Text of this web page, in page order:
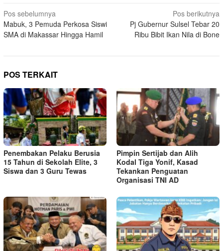
Navigasi
pos
Pos sebelumnya
Mabuk, 3 Pemuda Perkosa Siswi
SMA di Makassar Hingga Hamil
Pos berikutnya
Pj Gubernur Sulsel Tebar 20
Ribu Bibit Ikan Nila di Bone
POS TERKAIT
Penembakan Pelaku Berusia
15 Tahun di Sekolah Elite, 3
Siswa dan 3 Guru Tewas
Pimpin Sertijab dan Alih
Kodal Tiga Yonif, Kasad
Tekankan Penguatan
Organisasi TNI AD